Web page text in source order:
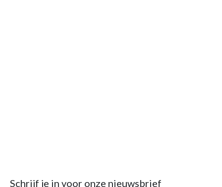
Schrijf je in voor onze nieuwsbrief